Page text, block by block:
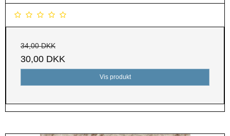
34,00 DKK
30,00 DKK
Vis produkt